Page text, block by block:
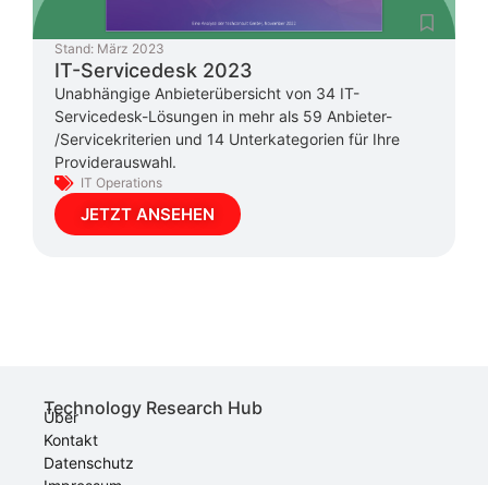
Stand: März 2023
IT-Servicedesk 2023
Unabhängige Anbieterübersicht von 34 IT-
Servicedesk-Lösungen in mehr als 59 Anbieter-
/Servicekriterien und 14 Unterkategorien für Ihre
Providerauswahl.
IT Operations
JETZT ANSEHEN
Technology Research Hub
Über
Kontakt
Datenschutz